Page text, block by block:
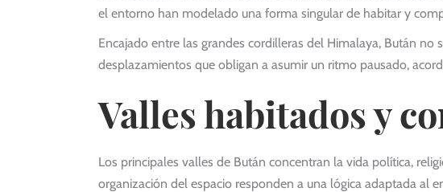
el entorno han modelado una forma singular de habitar y
Encajado entre las grandes cordilleras del Himalaya, Bután
desplazamientos que obligan a asumir un ritmo pausado,
Valles habitados y
Los principales valles de Bután concentran la vida política,
organización del espacio responden a una lógica adaptada al